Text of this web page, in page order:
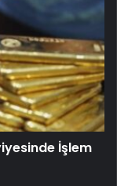
İşlem